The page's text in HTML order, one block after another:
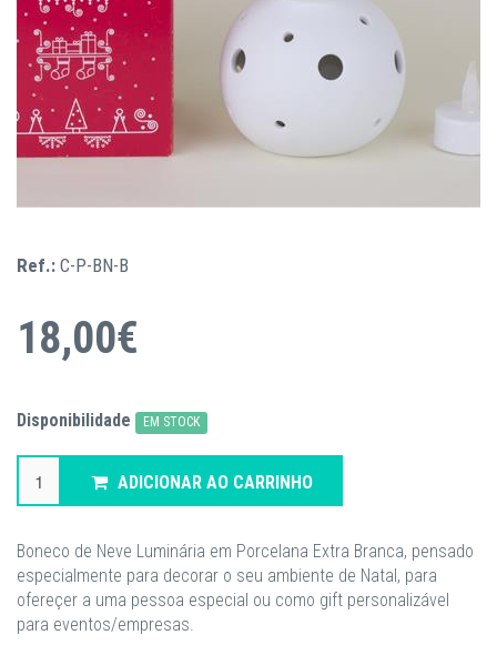
Ref.: C-P-BN-B
18,00€
Disponibilidade EM STOCK
ADICIONAR AO CARRINHO
Boneco de Neve Luminária em Porcelana Extra Branca, pensado
especialmente para decorar o seu ambiente de Natal, para
ofereçer a uma pessoa especial ou como gift personalizável
para eventos/empresas.